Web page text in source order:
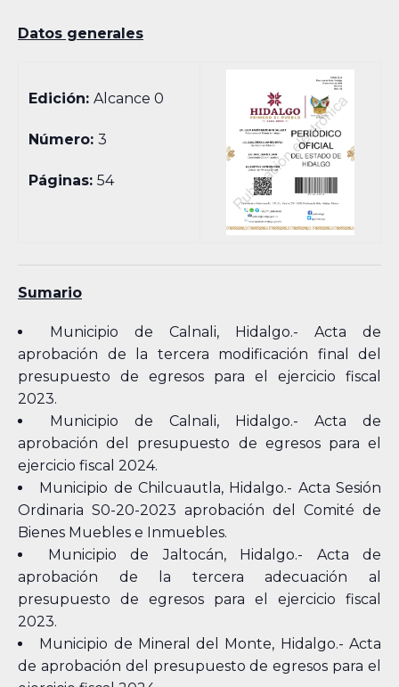
Datos generales
Edición:Alcance 0
Número:3
Páginas:54
Sumario
Municipio de Calnali, Hidalgo.- Acta de
aprobación de la tercera modificación final del
presupuesto de egresos para el ejercicio fiscal
2023.
Municipio de Calnali, Hidalgo.- Acta de
aprobación del presupuesto de egresos para el
ejercicio fiscal 2024.
Municipio de Chilcuautla, Hidalgo.- Acta Sesión
Ordinaria S0-20-2023 aprobación del Comité de
Bienes Muebles e Inmuebles.
Municipio de Jaltocán, Hidalgo.- Acta de
aprobación de la tercera adecuación al
presupuesto de egresos para el ejercicio fiscal
2023.
Municipio de Mineral del Monte, Hidalgo.- Acta
de aprobación del presupuesto de egresos para el